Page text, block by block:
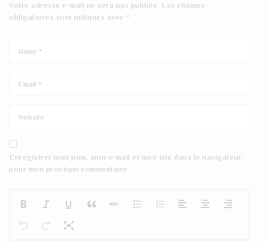
Votre adresse e-mail ne sera pas publiée. Les champs
obligatoires sont indiqués avec *
Enregistrer mon nom, mon e-mail et mon site dans le navigateur
pour mon prochain commentaire.